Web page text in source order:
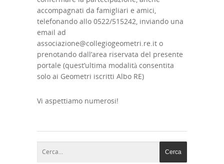
accompagnati da famigliari e amici,
telefonando allo 0522/515242, inviando una
email ad
associazione@collegiogeometri.re.it o
prenotando dall’area riservata del presente
portale (quest’ultima modalità consentita
solo ai Geometri iscritti Albo RE)
Vi aspettiamo numerosi!